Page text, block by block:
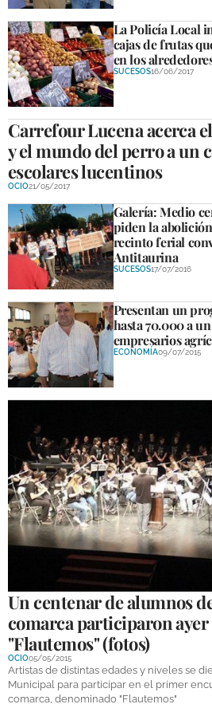
La Policía Local
cajas de frutas
en los
SUCESOS16/06/2017
Carrefour Lucena acerca
y el mundo del perro a un
escolares lucentinos
OCIO21/05/2017
Galería: Medio
piden la
recinto ferial
Antitaurina
SUCESOS17/07/2016
Presentan un
hasta 70.000 a
empresarios
ECONOMÍA09/07/2015
Un centenar de alumnos
comarca participaron
"Flautemos" (fotos)
OCIO05/05/2015
Artistas de distintas edades y niveles se
Municipal para participar en el primer
comarca, denominado "Flautemos"